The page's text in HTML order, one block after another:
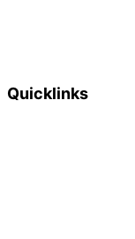
Quicklinks